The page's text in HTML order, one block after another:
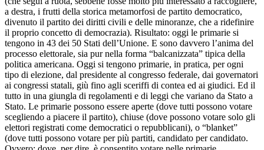
a destra, i frutti della storica metamorfosi de partito democratico,
divenuto il partito dei diritti civili e delle minoranze, che a ridefinire
il proprio concetto di democrazia). Risultato: oggi le primarie si
tengono in 43 dei 50 Stati dell’Unione. E sono davvero l’anima del
processo elettorale, sia pur nella forma “balcanizzata” tipica della
politica americana. Oggi si tengono primarie, in pratica, per ogni
tipo di elezione, dal presidente al congresso federale, dai governatori
ai congressi statali, giù fino agli sceriffi di contea ed ai giudici. Ed il
tutto in una giungla di regolamenti e di leggi che variano da Stato a
Stato. Le primarie possono essere aperte (dove tutti possono votare
scegliendo a piacere il partito), chiuse (dove possono votare solo gli
elettori registrati come democratici o repubblicani), o “blanket”
(dove tutti possono votare per più partiti, candidato per candidato.